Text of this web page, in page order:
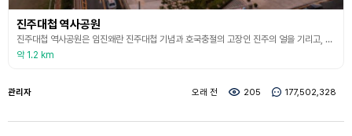
진주대첩 역사공원
진주대첩 역사공원은 임진왜란 진주대첩 기념과 호국충절의 고장인 진주의 얼을 기리고, 국난 극복의 역사 현장을 관광 자원화하기 위해 조성된 공간이다. 단순한 여러 시대를 걸쳐 역사적 가치를 보존하고 있는 공간인 만큼 다채로운 문화를 품은 복합 유적지로 자리 잡고 있다. 공원 부지에서는 고려시대 토성과 조선시대 외성을 비롯해 기와, 토기, 도자기, 무기류 등 생활·군사 유물이 발굴되었으며, 현재는 역사 탐방로와 야외 전시 공간을 조성하여 그 가치를 전하고
약 1.2 km
관리자 오래 전 205 177,502,328